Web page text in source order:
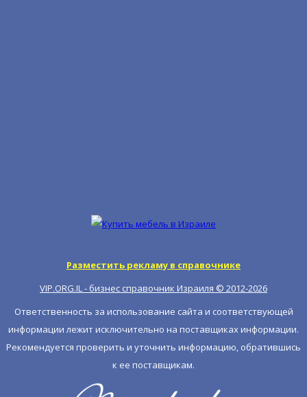
Разместить рекламу в справочнике
VIP.ORG.IL - бизнес справочник Израиля © 2012-2026
Ответственность за использование сайта и соответствующей
информации лежит исключительно на поставщиках информации.
Рекомендуется проверить и уточнить информацию, обратившись
к ее поставщикам.